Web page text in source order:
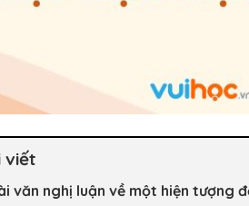
viết
văn nghị luận về một hiện tượng